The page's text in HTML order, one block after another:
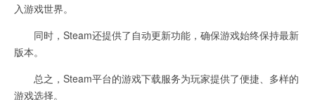
入游戏世界。
同时，Steam还提供了自动更新功能，确保游戏始终保持最新
版本。
总之，Steam平台的游戏下载服务为玩家提供了便捷、多样的
游戏选择。